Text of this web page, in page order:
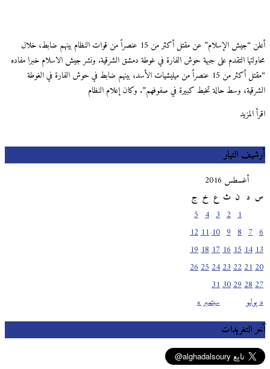
أعلن “جيش الإسلام” عن مقتل أكثر من 15 عنصراً من قوات النظام بينهم ضابط، خلال
محاولتها التقدم على جبهة حوش الفارة في غوطة دمشق الشرقية. ونشر جيش الاسلام خبرا مفاده
“مقتل أكثر من 15 عنصراً من ميليشيات الأسد، بينهم ضابط في حوش الفارة في الغوطة
الشرقية، وسط حالة تخبط كبيرة في صفوفهم”. وكان إعلام النظام
اقرأ المزيد
أرشيف التيار
أغسطس 2016
س
ث خ ج
« يوليو سبتمبر »
10
11
12
13
14
15
16
17
18
19
20
21
22
23
24
25
26
27
28
29
30
31
آخر التغريدات